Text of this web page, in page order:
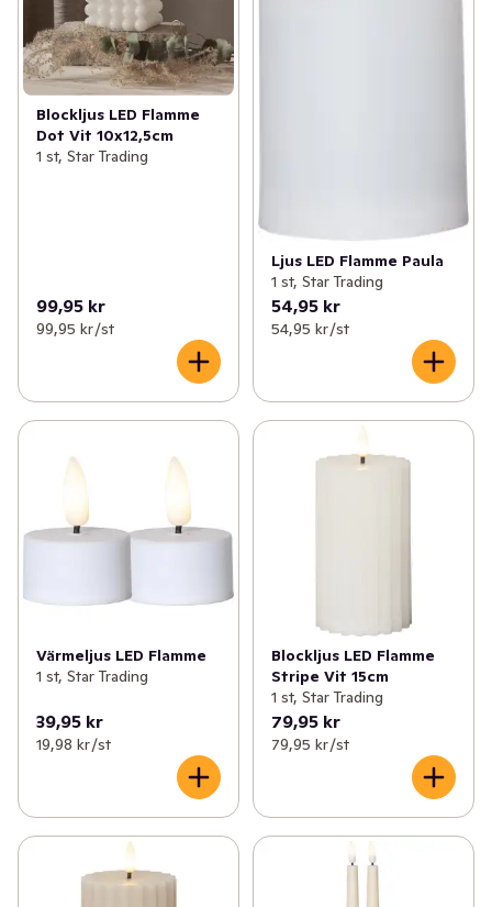
Blockljus LED Flamme
Dot Vit 10x12,5cm
1 st, Star Trading
99,95 kr
99,95 kr /st
Ljus LED Flamme Paula
1 st, Star Trading
54,95 kr
54,95 kr /st
Värmeljus LED Flamme
1 st, Star Trading
39,95 kr
19,98 kr /st
Blockljus LED Flamme
Stripe Vit 15cm
1 st, Star Trading
79,95 kr
79,95 kr /st